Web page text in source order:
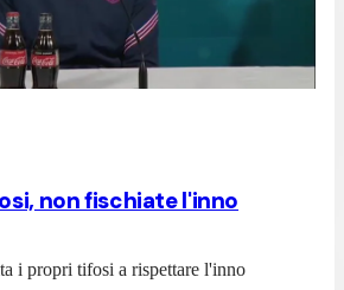
non fischiate l'inno
i propri tifosi a rispettare l'inno